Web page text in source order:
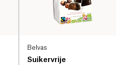
Belvas
Suikervrije